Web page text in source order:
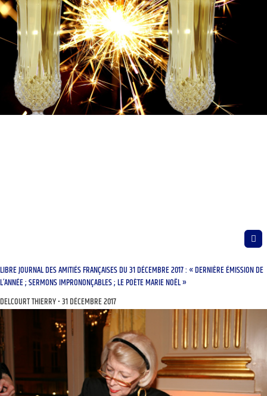
LIBRE JOURNAL DES AMITIÉS FRANÇAISES DU 31 DÉCEMBRE 2017 : « DERNIÈRE ÉMISSION DE
L’ANNÉE ; SERMONS IMPRONONÇABLES ; LE POÈTE MARIE NOËL »
DELCOURT THIERRY 31 DÉCEMBRE 2017